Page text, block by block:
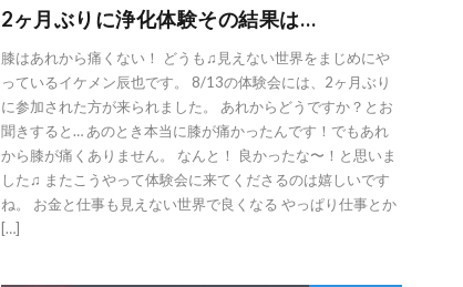
2ヶ月ぶりに浄化体験その結果は…
膝はあれから痛くない！ どうも♫見えない世界をまじめにや
っているイケメン辰也です。 8/13の体験会には、2ヶ月ぶり
に参加された方が来られました。 あれからどうですか？とお
聞きすると… あのとき本当に膝が痛かったんです！でもあれ
から膝が痛くありません。 なんと！ 良かったな〜！と思いま
した♫ またこうやって体験会に来てくださるのは嬉しいです
ね。 お金と仕事も見えない世界で良くなる やっぱり仕事とか
[…]